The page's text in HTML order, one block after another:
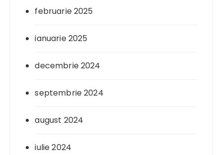
februarie 2025
ianuarie 2025
decembrie 2024
septembrie 2024
august 2024
iulie 2024